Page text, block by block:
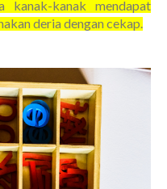
kanak-kanak mendapat
deria dengan cekap.